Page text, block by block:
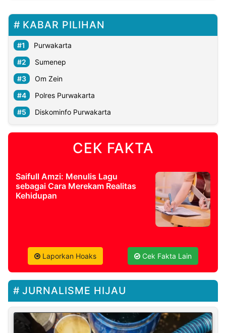
KABAR PILIHAN
Purwakarta
Sumenep
Om Zein
Polres Purwakarta
Diskominfo Purwakarta
CEK FAKTA
Saifull Amzi: Menulis Lagu
sebagai Cara Merekam Realitas
Kehidupan
Laporkan Hoaks Cek Fakta Lain
JURNALISME HIJAU